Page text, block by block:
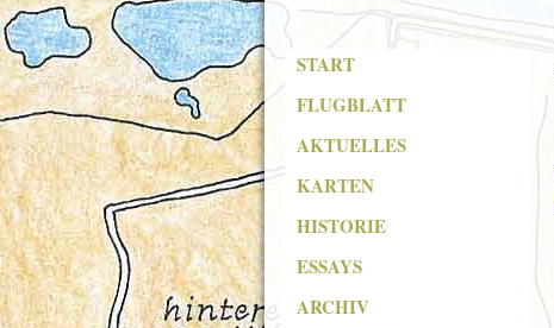
START
FLUGBLATT
AKTUELLES
KARTEN
HISTORIE
ESSAYS
ARCHIV